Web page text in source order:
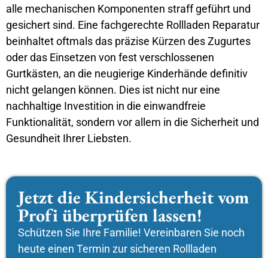
alle mechanischen Komponenten straff geführt und
gesichert sind. Eine fachgerechte Rollladen Reparatur
beinhaltet oftmals das präzise Kürzen des Zugurtes
oder das Einsetzen von fest verschlossenen
Gurtkästen, an die neugierige Kinderhände definitiv
nicht gelangen können. Dies ist nicht nur eine
nachhaltige Investition in die einwandfreie
Funktionalität, sondern vor allem in die Sicherheit und
Gesundheit Ihrer Liebsten.
Jetzt die Kindersicherheit vom
Profi überprüfen lassen!
Schützen Sie Ihre Familie! Vereinbaren Sie noch
heute einen Termin zur sicheren Rollladen